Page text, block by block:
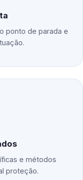
ponto de parada e
e métodos
proteção.